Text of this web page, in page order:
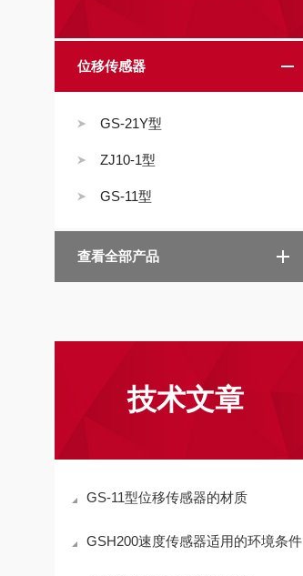
位移传感器
GS-21Y型
ZJ10-1型
GS-11型
查看全部产品
技术文章
GS-11型位移传感器的材质
GSH200速度传感器适用的环境条件